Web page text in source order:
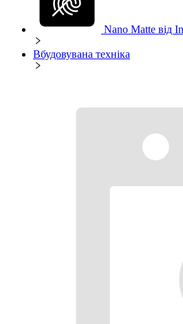
Nano Matte від
Вбудовувана техніка